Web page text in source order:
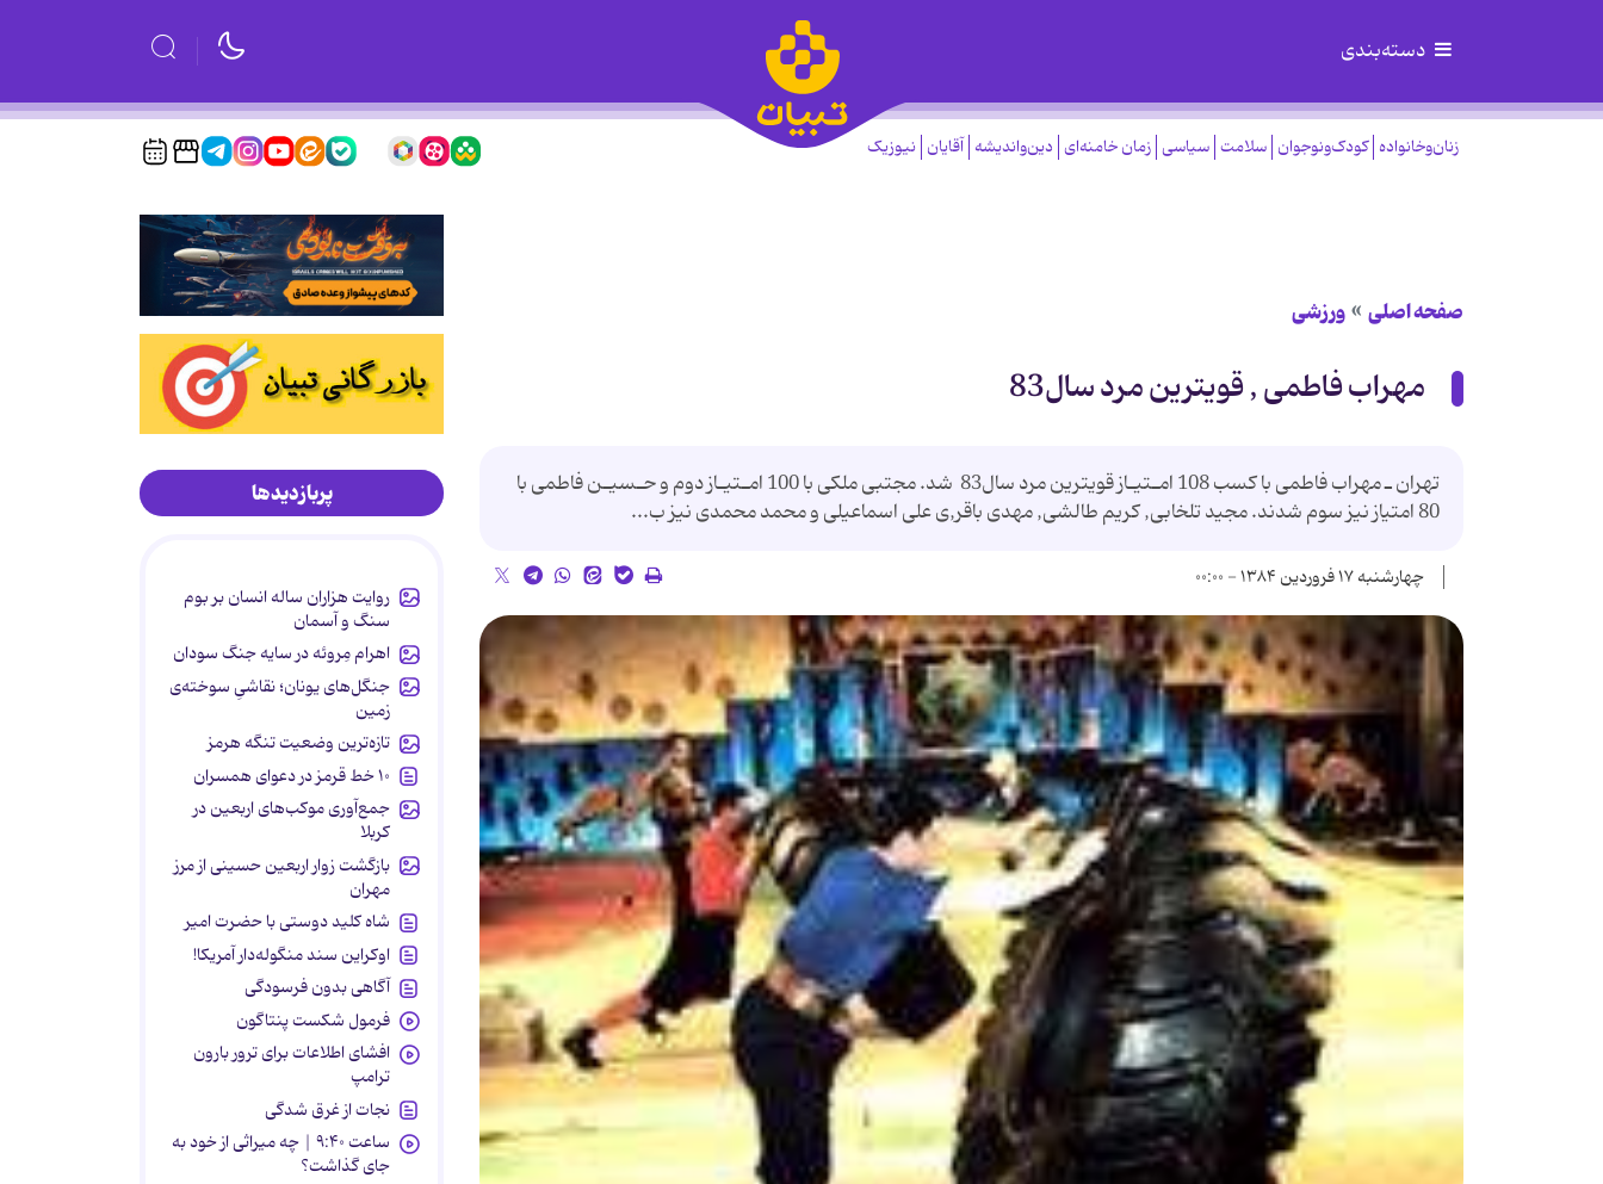
دسته‌بندی
زنان‌وخانواده کودک‌ونوجوان سلامت سیاسی زمان خامنه‌ای دین‌واندیشه آقایان نیوزیک
صفحه اصلی ورزشی
مهراب‎ فاطمی‎ , قویترین‎ مرد سال‎ 83
تهران‎ ـ مهراب‎‎ فاطمی‎ با كسب 108 امـتیـاز قویترین‎ مرد سال‎ 83 شد. مجتبی‎‎ ملكی با 100 امـتیـاز دوم‎ و حـسیـن‎ فاطمی‎ با
80 امتیاز نیز سوم‎ شدند. مجید تلخابی‎‎, كریم‎ طالشی, مهدی‎‎ باقر,ی علی‎‎ اسماعیلی و محمد محمدی‎ نیز ب...
چهارشنبه ۱۷ فروردین ۱۳۸۴ - ۰۰:۰۰
پربازدیدها
روایت هزاران ساله انسان بر بوم
سنگ و آسمان
اهرام مِروئه در سایه جنگ سودان
جنگل‌های یونان؛ نقاشیِ سوخته‌ی
زمین
تازه‌ترین وضعیت تنگه هرمز
۱۰ خط قرمز در دعوای همسران
جمع‌آوری موکب‌های اربعین در
کربلا
بازگشت زوار اربعین حسینی از مرز
مهران
شاه کلید دوستی با حضرت امیر
اوکراین سند منگوله‌دار آمریکا!
آگاهی بدون فرسودگی
فرمول شکست پنتاگون
افشای اطلاعات برای ترور بارون
ترامپ
نجات از غرق شدگی
ساعت ۹:۴۰ | چه میراثی از خود به
جای گذاشت؟